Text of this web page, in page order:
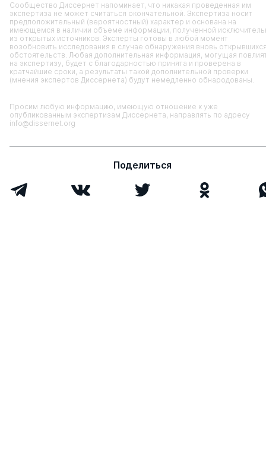
Сообщество Диссернет напоминает, что никакая проведенная им
экспертиза не может считаться окончательной. Экспертиза носит
предположительный (вероятностный) характер и основана на
имеющемся в наличии объеме информации, полученной
из открытых источников. Эксперты готовы в любой момент
возобновить исследования в случае обнаружения вновь
обстоятельств. Любая дополнительная информация, могущая
на экспертизу, будет с благодарностью принята и проверена в
кратчайшие сроки, а результаты такой дополнительной проверки
(мнения экспертов Диссернета) будут немедленно обнародованы.
Просим любую информацию, имеющую отношение к уже
опубликованным экспертизам Диссернета, направлять по адресу
info@dissernet.org
Поделиться